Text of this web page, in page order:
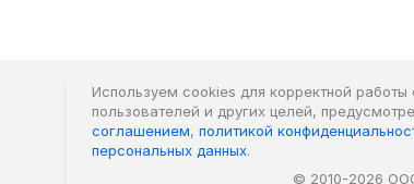
Используем cookies для корректной работы
пользователей и других целей,
соглашением, политикой
персональных данных.
© 2010-2026